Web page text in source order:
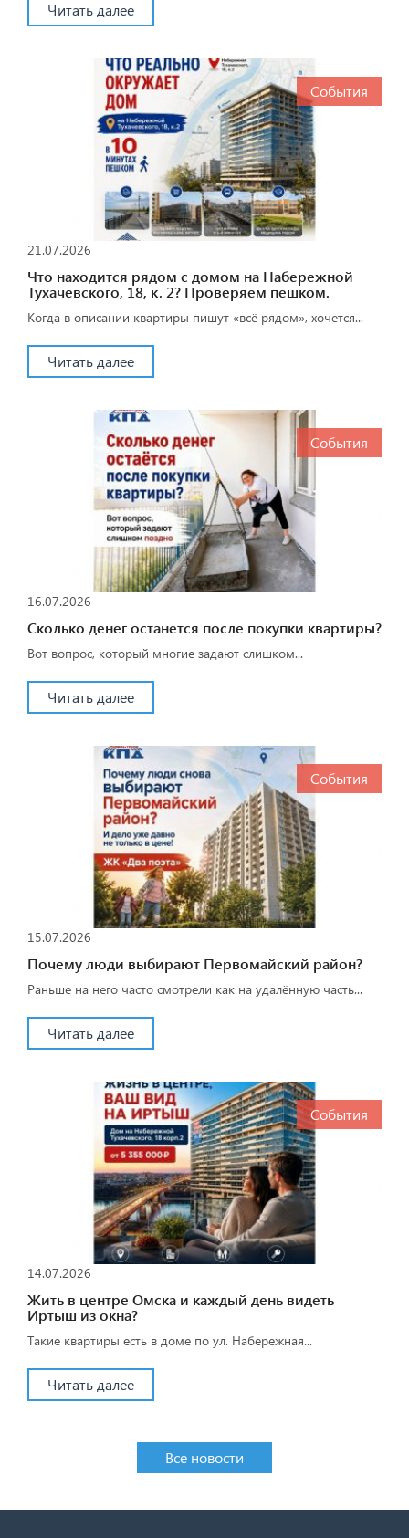
Читать далее
События
21.07.2026
Что находится рядом с домом на Набережной
Тухачевского, 18, к. 2? Проверяем пешком.
Когда в описании квартиры пишут «всё рядом», хочется...
Читать далее
События
16.07.2026
Сколько денег останется после покупки квартиры?
Вот вопрос, который многие задают слишком...
Читать далее
События
15.07.2026
Почему люди выбирают Первомайский район?
Раньше на него часто смотрели как на удалённую часть...
Читать далее
События
14.07.2026
Жить в центре Омска и каждый день видеть
Иртыш из окна?
Такие квартиры есть в доме по ул. Набережная...
Читать далее
Все новости